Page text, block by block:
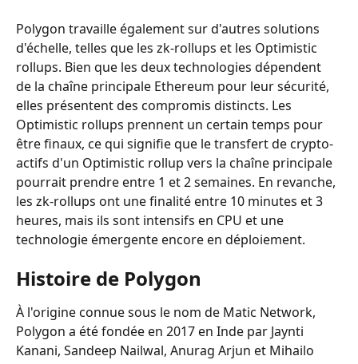
Polygon travaille également sur d'autres solutions
d'échelle, telles que les zk-rollups et les Optimistic
rollups. Bien que les deux technologies dépendent
de la chaîne principale Ethereum pour leur sécurité,
elles présentent des compromis distincts. Les
Optimistic rollups prennent un certain temps pour
être finaux, ce qui signifie que le transfert de crypto-
actifs d'un Optimistic rollup vers la chaîne principale
pourrait prendre entre 1 et 2 semaines. En revanche,
les zk-rollups ont une finalité entre 10 minutes et 3
heures, mais ils sont intensifs en CPU et une
technologie émergente encore en déploiement.
Histoire de Polygon
À l'origine connue sous le nom de Matic Network,
Polygon a été fondée en 2017 en Inde par Jaynti
Kanani, Sandeep Nailwal, Anurag Arjun et Mihailo